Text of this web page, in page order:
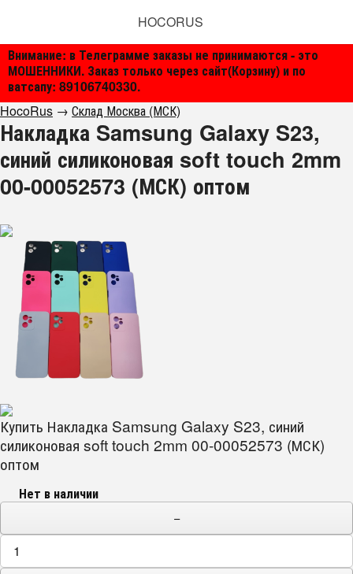
Внимание: в Телеграмме заказы не принимаются - это
МОШЕННИКИ. Заказ только через сайт(Корзину) и по
ватсапу: 89106740330.
HOCORUS
HocoRus → Склад Москва (МСК)
Накладка Samsung Galaxy S23,
синий силиконовая soft touch 2mm
00-00052573 (МСК) оптом
Купить Накладка Samsung Galaxy S23, синий
силиконовая soft touch 2mm 00-00052573 (МСК)
оптом
Нет в наличии
−